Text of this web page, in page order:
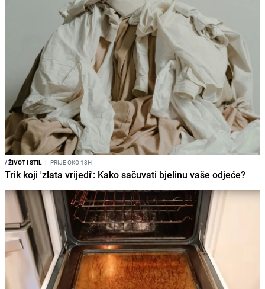
/ŽIVOT I STIL I PRIJE OKO 18H
Trik koji 'zlata vrijedi': Kako sačuvati bjelinu vaše odjeće?